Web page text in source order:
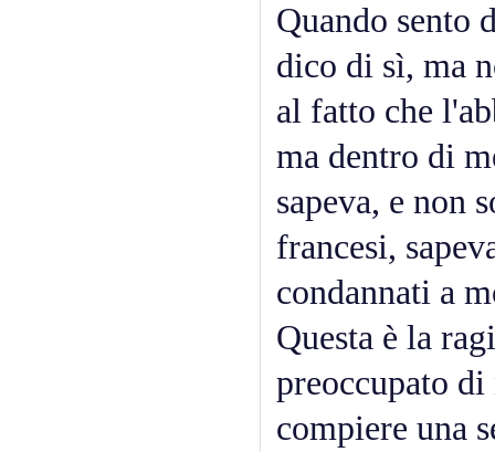
Quando sento
dico di sì, ma
al fatto che
ma dentro di
sapeva, e non
francesi,
condannati a
Questa è la
preoccupato
compiere una